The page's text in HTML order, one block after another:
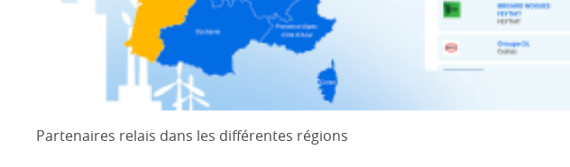
Partenaires relais dans les différentes régions